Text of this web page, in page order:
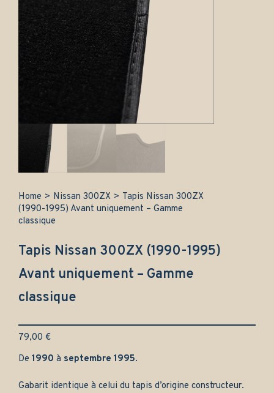
Home > Nissan 300ZX > Tapis Nissan 300ZX
(1990-1995) Avant uniquement – Gamme
classique
Tapis Nissan 300ZX (1990-1995)
Avant uniquement – Gamme
classique
79,00 €
De 1990 à septembre 1995.
Gabarit identique à celui du tapis d’origine constructeur.